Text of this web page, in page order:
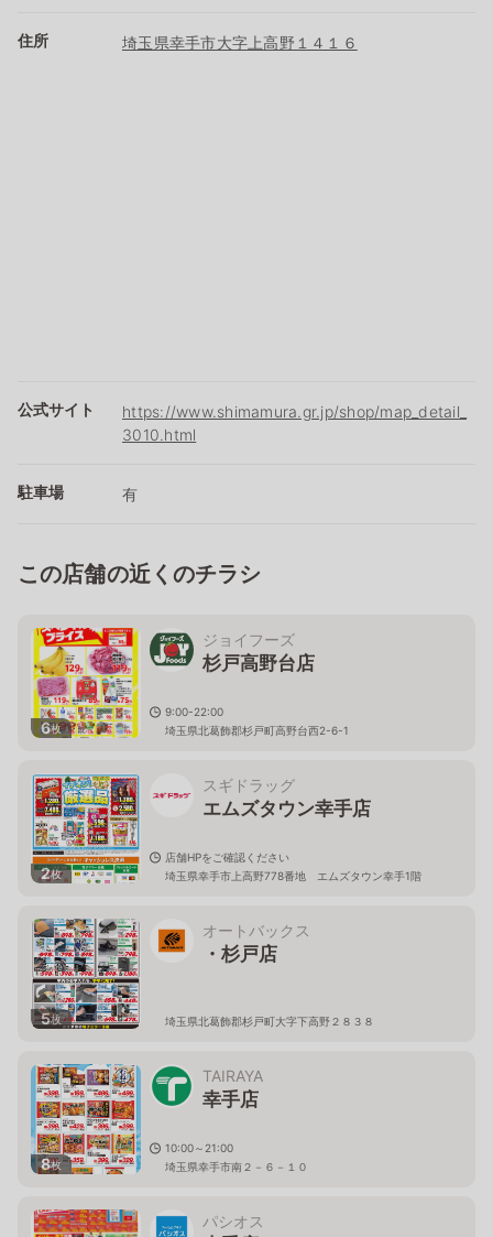
住所 埼玉県幸手市大字上高野１４１６
公式サイト
https://www.shimamura.gr.jp/shop/map_detail_
3010.html
駐車場 有
この店舗の近くのチラシ
6枚
ジョイフーズ
杉戸高野台店
9:00-22:00
埼玉県北葛飾郡杉戸町高野台西2-6-1
2枚
スギドラッグ
エムズタウン幸手店
店舗HPをご確認ください
埼玉県幸手市上高野778番地 エムズタウン幸手1階
5枚
オートバックス
・杉戸店
埼玉県北葛飾郡杉戸町大字下高野２８３８
8枚
TAIRAYA
幸手店
10:00～21:00
埼玉県幸手市南２－６－１０
パシオス